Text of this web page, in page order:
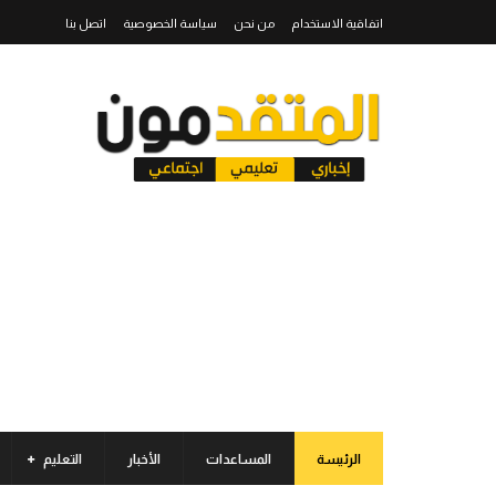
اتفاقية الاستخدام من نحن سياسة الخصوصية اتصل بنا
الرئيسة المساعدات الأخبار التعليم